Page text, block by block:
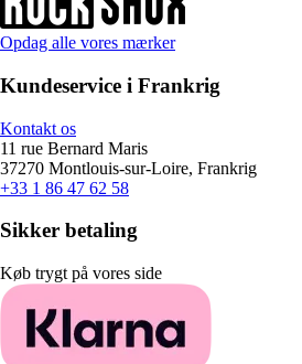
Opdag alle vores mærker
Kundeservice i Frankrig
Kontakt os
11 rue Bernard Maris
37270 Montlouis-sur-Loire, Frankrig
+33 1 86 47 62 58
Sikker betaling
Køb trygt på vores side